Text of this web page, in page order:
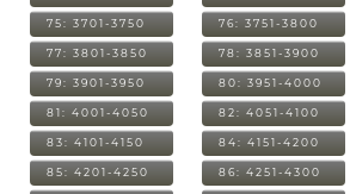
75: 3701-3750 76: 3751-3800
77: 3801-3850 78: 3851-3900
79: 3901-3950 80: 3951-4000
81: 4001-4050 82: 4051-4100
83: 4101-4150 84: 4151-4200
85: 4201-4250 86: 4251-4300